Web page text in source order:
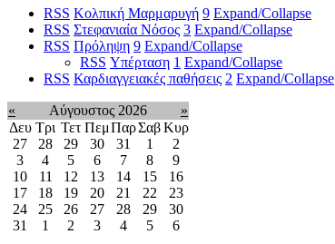
RSS Κολπική Μαρμαρυγή 9 Expand/Collapse
RSS Στεφανιαία Νόσος 3 Expand/Collapse
RSS Πρόληψη 9 Expand/Collapse
RSS Υπέρταση 1 Expand/Collapse
RSS Καρδιαγγειακές παθήσεις 2 Expand/Collapse
« Αύγουστος 2026
»
Δευ Τρι Τετ ΠεμΠαρΣαβΚυρ
27
28 29 30 31 1
2
3
4 5 6 7 8
9
10
11 12 13 14 15
16
17
18 19 20 21 22
23
24
25 26 27 28 29
30
31
1 2 3 4 5 6